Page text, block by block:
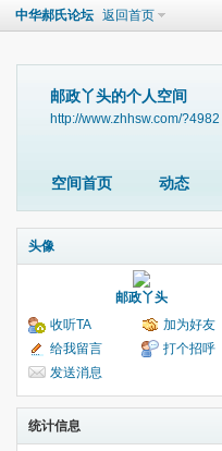
中华郝氏论坛 返回首页
邮政丫头的个人空间
http://www.zhhsw.com/?4982
空间首页 动态
头像
邮政丫头
收听TA
加为好友
给我留言
打个招呼
发送消息
统计信息